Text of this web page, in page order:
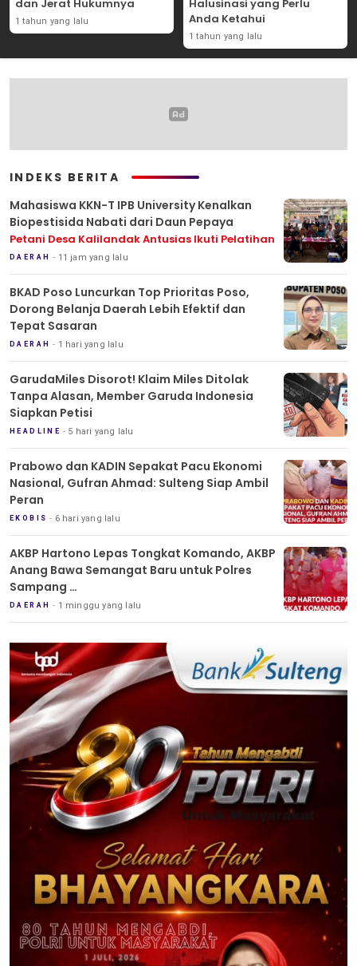
dan Jerat Hukumnya
1 tahun yang lalu
Halusinasi yang Perlu
Anda Ketahui
1 tahun yang lalu
INDEKS BERITA
Mahasiswa KKN-T IPB University Kenalkan
Biopestisida Nabati dari Daun Pepaya
Petani Desa Kalilandak Antusias Ikuti Pelatihan
DAERAH 11 jam yang lalu
BKAD Poso Luncurkan Top Prioritas Poso,
Dorong Belanja Daerah Lebih Efektif dan
Tepat Sasaran
DAERAH 1 hari yang lalu
GarudaMiles Disorot! Klaim Miles Ditolak
Tanpa Alasan, Member Garuda Indonesia
Siapkan Petisi
HEADLINE 5 hari yang lalu
Prabowo dan KADIN Sepakat Pacu Ekonomi
Nasional, Gufran Ahmad: Sulteng Siap Ambil
Peran
EKOBIS 6 hari yang lalu
AKBP Hartono Lepas Tongkat Komando, AKBP
Anang Bawa Semangat Baru untuk Polres
Sampang
Tradisi Pedang Pora Iringi Sertijab Kapolres
Sampang
DAERAH 1 minggu yang lalu